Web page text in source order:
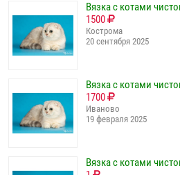
Вязка с котами
1500
Кострома
20 сентября 2025
Вязка с котами
1700
Иваново
19 февраля 2025
Вязка с котами